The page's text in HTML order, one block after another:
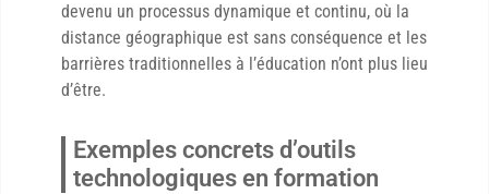
devenu un processus dynamique et continu, où la
distance géographique est sans conséquence et les
barrières traditionnelles à l’éducation n’ont plus lieu
d’être.
Exemples concrets d’outils
technologiques en formation